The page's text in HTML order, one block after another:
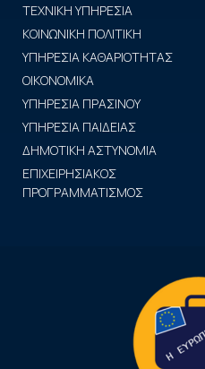
ΤΕΧΝΙΚΗ ΥΠΗΡΕΣΙΑ
ΚΟΙΝΩΝΙΚΗ ΠΟΛΙΤΙΚΗ
ΥΠΗΡΕΣΙΑ ΚΑΘΑΡΙΟΤΗΤΑΣ
ΟΙΚΟΝΟΜΙΚΑ
ΥΠΗΡΕΣΙΑ ΠΡΑΣΙΝΟΥ
ΥΠΗΡΕΣΙΑ ΠΑΙΔΕΙΑΣ
ΔΗΜΟΤΙΚΗ ΑΣΤΥΝΟΜΙΑ
ΕΠΙΧΕΙΡΗΣΙΑΚΟΣ
ΠΡΟΓΡΑΜΜΑΤΙΣΜΟΣ